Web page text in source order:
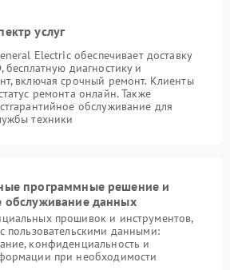
услуг
Electric обеспечивает доставку
диагностику и
включая срочный ремонт. Клиенты
ремонта онлайн. Также
обслуживание для
техники
программные решение и
обслуживание данных
прошивок и инструментов,
пользовательскими данными:
конфиденциальность и
при необходимости